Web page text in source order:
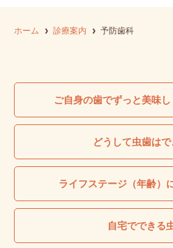
ホーム 診療案内 予防歯科
ご自身の歯でずっと美味
どうして虫歯はで
ライフステージ（年齢）
自宅でできる